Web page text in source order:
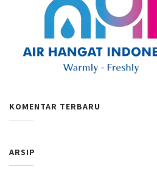
KOMENTAR TERBARU
ARSIP